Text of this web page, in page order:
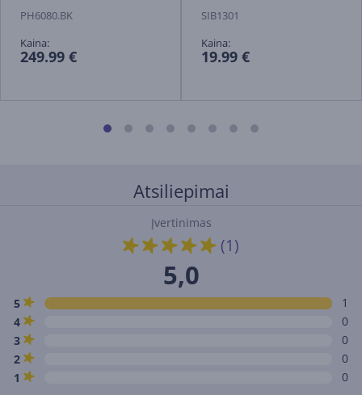
PH6080.BK
Kaina:
249.99 €
tiesintuvas
SIB1301
Kaina:
19.99 €
Atsiliepimai
Įvertinimas
(1)
5,0
5
1
4
0
3
0
2
0
1
0